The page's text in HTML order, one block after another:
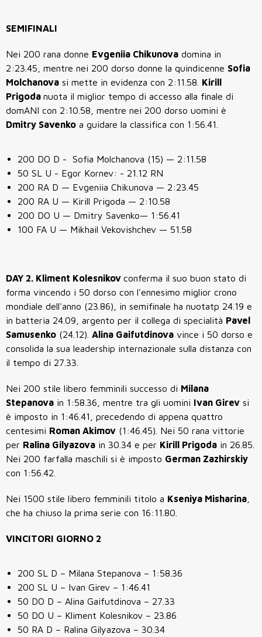
SEMIFINALI
Nei 200 rana donne Evgeniia Chikunova domina in
2:23.45, mentre nei 200 dorso donne la quindicenne Sofia
Molchanova si mette in evidenza con 2:11.58. Kirill
Prigoda nuota il miglior tempo di accesso alla finale di
domANI con 2:10.58, mentre nei 200 dorso uomini è
Dmitry Savenko a guidare la classifica con 1:56.41.
200 DO D - Sofia Molchanova (15) — 2:11.58
50 SL U - Egor Kornev: - 21.12 RN
200 RA D — Evgeniia Chikunova — 2:23.45
200 RA U — Kirill Prigoda — 2:10.58
200 DO U — Dmitry Savenko— 1:56.41
100 FA U — Mikhail Vekovishchev — 51.58
DAY 2. Kliment Kolesnikov conferma il suo buon stato di
forma vincendo i 50 dorso con l'ennesimo miglior crono
mondiale dell'anno (23.86), in semifinale ha nuotatp 24.19 e
in batteria 24.09, argento per il collega di specialità Pavel
Samusenko (24.12). Alina Gaifutdinova vince i 50 dorso e
consolida la sua leadership internazionale sulla distanza con
il tempo di 27.33.
Nei 200 stile libero femminili successo di Milana
Stepanova in 1:58.36, mentre tra gli uomini Ivan Girev si
è imposto in 1:46.41, precedendo di appena quattro
centesimi Roman Akimov (1:46.45). Nei 50 rana vittorie
per Ralina Gilyazova in 30.34 e per Kirill Prigoda in 26.85.
Nei 200 farfalla maschili si è imposto German Zazhirskiy
con 1:56.42.
Nei 1500 stile libero femminili titolo a Kseniya Misharina
che ha chiuso la prima serie con 16:11.80.
VINCITORI GIORNO 2
200 SL D – Milana Stepanova – 1:58.36
200 SL U – Ivan Girev – 1:46.41
50 DO D – Alina Gaifutdinova – 27.33
50 DO U – Kliment Kolesnikov – 23.86
50 RA D – Ralina Gilyazova – 30.34